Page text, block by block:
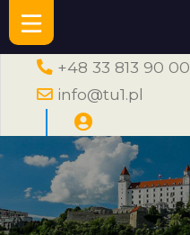
+48 33 813 90 00
info@tu1.pl